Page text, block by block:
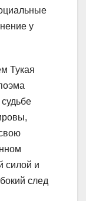
у
Тукая
силой и
след